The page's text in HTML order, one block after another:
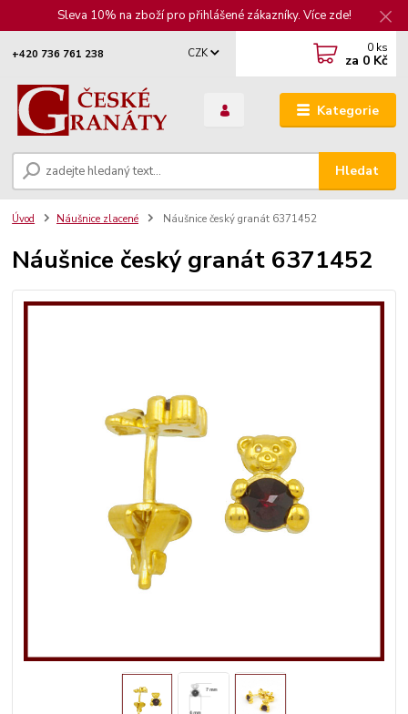
Sleva 10% na zboží pro přihlášené zákazníky. Více zde!
Kategorie
CZK
Hledat
+420 736 761 238 0 ks
za 0 Kč
Úvod Náušnice zlacené Náušnice český granát 6371452
Náušnice český granát 6371452